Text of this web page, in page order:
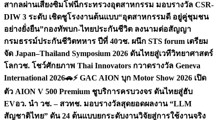
สากลผ่านเสียงซิมโฟนีกระทรวงอุตสาหกรรม มอบรางวัล CSR-
DIW 3 ระดับ เชิดชูโรงงานต้นแบบ“อุตสาหกรรมดี อยู่คู่ชุมชน
อย่างยั่งยืน”กองทัพบก-ไทยประกันชีวิต ลงนามต่อสัญญา
กรมธรรม์ประกันชีวิตทหาร ปีที่ 40วช. ผนึก STS forum เตรียม
จัด Japan–Thailand Symposium 2026 ดันไทยสู่เวทีวิทยาศาสตร์
โลกวช. โชว์ศักยภาพ Thai Innovators กวาดรางวัล Geneva
International 2026🚗⚡️ GAC AION บุก Motor Show 2026 เปิด
ตัว AION V 500 Premium ชูบริการครบวงจร ดันไทยสู่ฮับ
EVอว. นำ วช. – สวทช. มอบรางวัลสุดยอดผลงาน “LLM
สัญชาติไทย” ดัน 24 ต้นแบบยกระดับงานวิจัยสู่การใช้งานจริง